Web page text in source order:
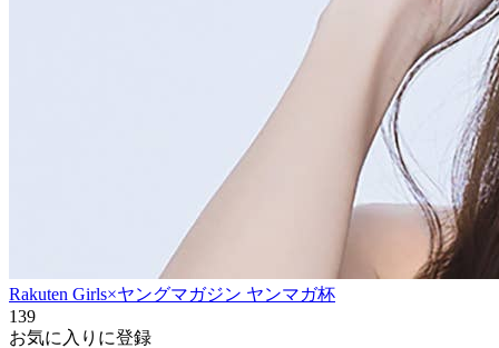
Rakuten Girls×ヤングマガジン ヤンマガ杯
139
お気に入りに登録